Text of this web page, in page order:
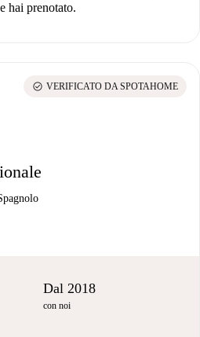
hai prenotato.
check_circle VERIFICATO DA SPOTAHOME
Dal 2018
con noi